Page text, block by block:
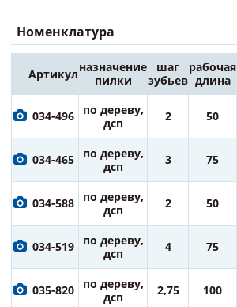
Номенклатура
Артикулназначение
пилки
шаг
зубьев
рабочая
длина
034-496
по дереву,
дсп
2 50
034-465
по дереву,
дсп
3 75
034-588
по дереву,
дсп
2 50
034-519
по дереву,
дсп
4 75
035-820
по дереву,
дсп
2,75 100